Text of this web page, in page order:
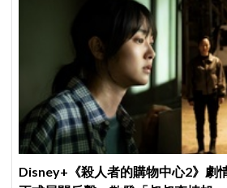
Disney+《殺人者的購物中心2》劇